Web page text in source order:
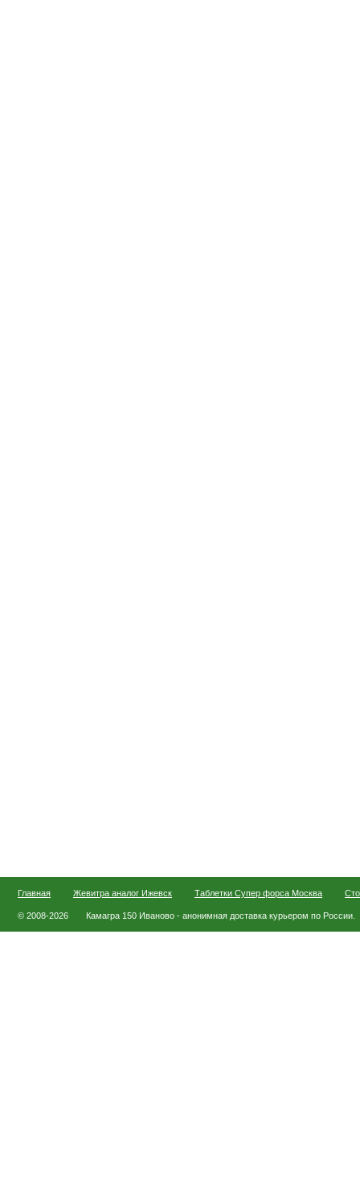
Главная Жевитра аналог Ижевск Таблетки Супер форса Москва
© 2008-2026 Камагра 150 Иваново - анонимная доставка курьером по России.